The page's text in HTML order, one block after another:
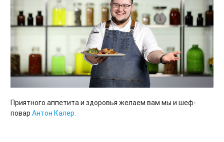
Приятного аппетита и здоровья желаем вам мы и шеф-
повар Антон Калер.